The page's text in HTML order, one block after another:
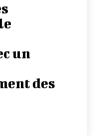
un
des